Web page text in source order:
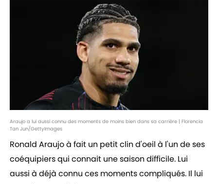
Araujo a lui aussi connu des moments de moins bien dans sa carrière | Florencia
Tan Jun/GettyImages
Ronald Araujo à fait un petit clin d'oeil à l'un de ses
coéquipiers qui connait une saison difficile. Lui
aussi à déjà connu ces moments compliqués. Il lui